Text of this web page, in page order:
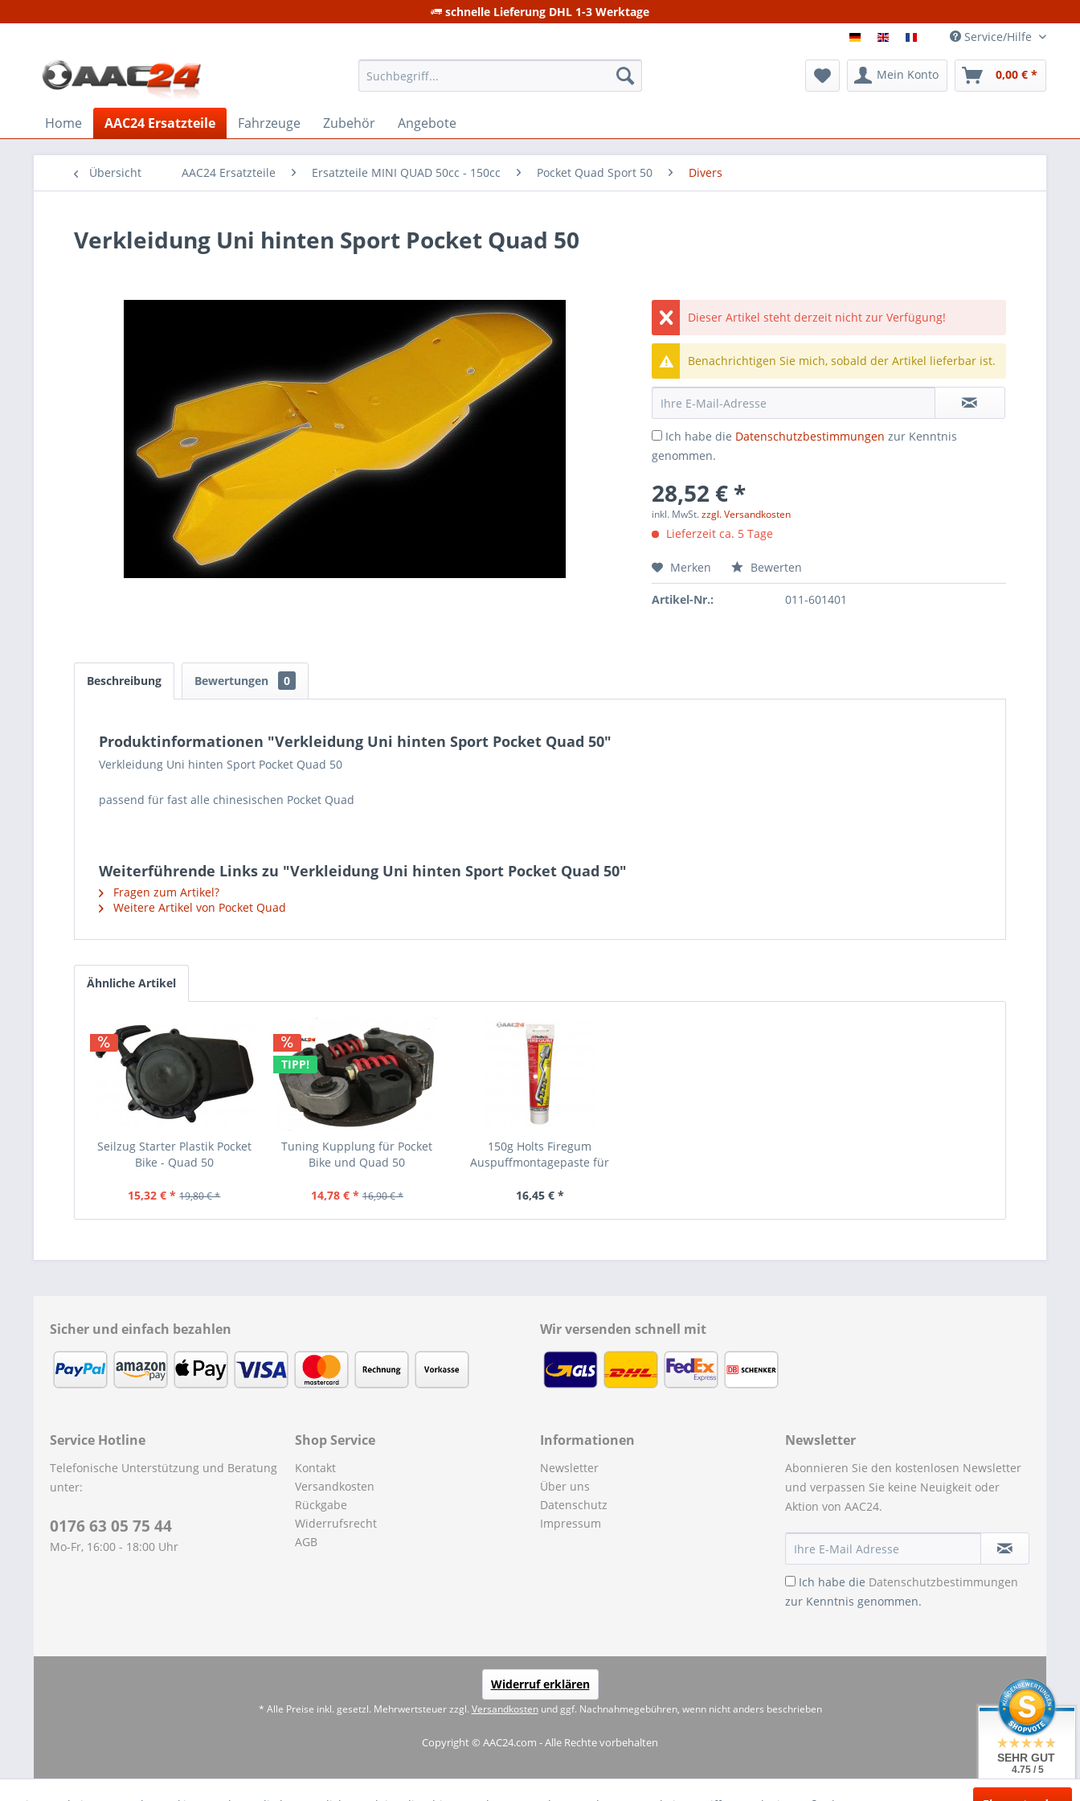
schnelle Lieferung DHL 1-3 Werktage
Service/Hilfe
Mein Konto 0,00 € *
Home AAC24 Ersatzteile Fahrzeuge Zubehör Angebote
Übersicht AAC24 Ersatzteile Ersatzteile MINI QUAD 50cc - 150cc Pocket Quad Sport 50 Divers
Verkleidung Uni hinten Sport Pocket Quad 50
Dieser Artikel steht derzeit nicht zur Verfügung!
Benachrichtigen Sie mich, sobald der Artikel lieferbar ist.
Ich habe die Datenschutzbestimmungen zur Kenntnis
genommen.
28,52 € *
inkl. MwSt.zzgl. Versandkosten
Lieferzeit ca. 5 Tage
Merken Bewerten
Artikel-Nr.: 011-601401
Beschreibung Bewertungen 0
Produktinformationen "Verkleidung Uni hinten Sport Pocket Quad 50"
Verkleidung Uni hinten Sport Pocket Quad 50
passend für fast alle chinesischen Pocket Quad
Weiterführende Links zu "Verkleidung Uni hinten Sport Pocket Quad 50"
Fragen zum Artikel?
Weitere Artikel von Pocket Quad
Ähnliche Artikel
Seilzug Starter Plastik Pocket
Bike - Quad 50
15,32 € * 19,80 € *
TIPP!
Tuning Kupplung für Pocket
Bike und Quad 50
14,78 € * 16,90 € *
150g Holts Firegum
Auspuffmontagepaste für
16,45 € *
Sicher und einfach bezahlen Wir versenden schnell mit
Service Hotline
Telefonische Unterstützung und Beratung
unter:
0176 63 05 75 44
Mo-Fr, 16:00 - 18:00 Uhr
Shop Service
Kontakt
Versandkosten
Rückgabe
Widerrufsrecht
AGB
Informationen
Newsletter
Über uns
Datenschutz
Impressum
Newsletter
Abonnieren Sie den kostenlosen Newsletter
und verpassen Sie keine Neuigkeit oder
Aktion von AAC24.
Ich habe die Datenschutzbestimmungen
zur Kenntnis genommen.
Widerruf erklären
* Alle Preise inkl. gesetzl. Mehrwertsteuer zzgl. Versandkostenund ggf. Nachnahmegebühren, wenn nicht anders beschrieben
Copyright © AAC24.com - Alle Rechte vorbehalten
SEHR GUT
4.75 / 5
aus 20 Bewertungen